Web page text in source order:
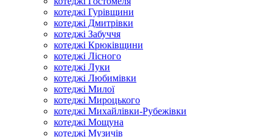
котеджі Гурівщини
котеджі Дмитрівки
котеджі Забуччя
котеджі Крюківщини
котеджі Лісного
котеджі Луки
котеджі Любимівки
котеджі Милої
котеджі Мироцького
котеджі Михайлівки-Рубежівки
котеджі Мощуна
котеджі Музичів